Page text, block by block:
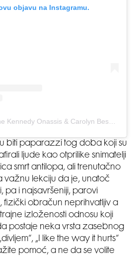
objavu na Instagramu.
biti paparazzi tog doba koji su
ljude kao otprilike snimatelji
smrt antilopa, ali trenutačno
važnu lekciju da je, unatoč
pa i najsavršeniji, parovi
fizički obračun neprihvatljiv a
izloženosti odnosu koji
postaje neka vrsta zasebnog
„I like the way it hurts“
pomoć, a ne da se volite